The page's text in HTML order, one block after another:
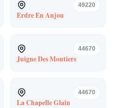
49220
Erdre En Anjou
44670
Juigne Des Moutiers
44670
La Chapelle Glain